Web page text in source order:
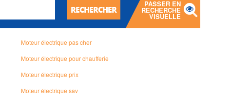
RECHERCHER
PASSER EN
RECHERCHE
VISUELLE
Moteur électrique pas cher
Moteur électrique pour chaufferie
Moteur électrique prix
Moteur électrique sav